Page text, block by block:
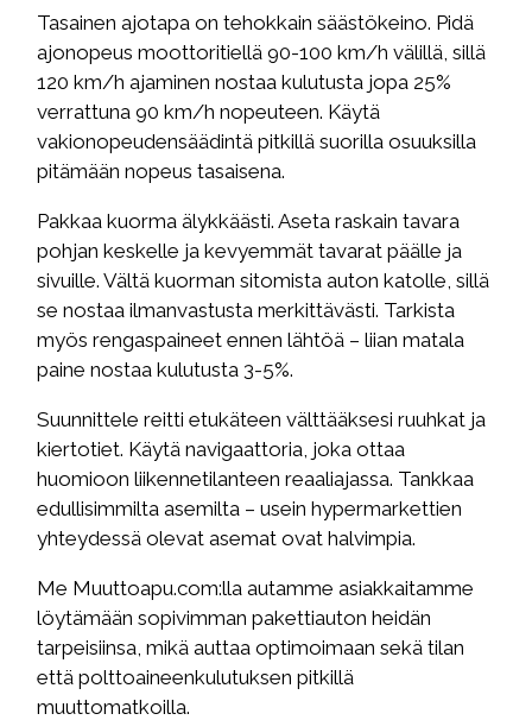
Tasainen ajotapa on tehokkain säästökeino. Pidä
ajonopeus moottoritiellä 90-100 km/h välillä, sillä
120 km/h ajaminen nostaa kulutusta jopa 25%
verrattuna 90 km/h nopeuteen. Käytä
vakionopeudensäädintä pitkillä suorilla osuuksilla
pitämään nopeus tasaisena.
Pakkaa kuorma älykkäästi. Aseta raskain tavara
pohjan keskelle ja kevyemmät tavarat päälle ja
sivuille. Vältä kuorman sitomista auton katolle, sillä
se nostaa ilmanvastusta merkittävästi. Tarkista
myös rengaspaineet ennen lähtöä – liian matala
paine nostaa kulutusta 3-5%.
Suunnittele reitti etukäteen välttääksesi ruuhkat ja
kiertotiet. Käytä navigaattoria, joka ottaa
huomioon liikennetilanteen reaaliajassa. Tankkaa
edullisimmilta asemilta – usein hypermarkettien
yhteydessä olevat asemat ovat halvimpia.
Me Muuttoapu.com:lla autamme asiakkaitamme
löytämään sopivimman pakettiauton heidän
tarpeisiinsa, mikä auttaa optimoimaan sekä tilan
että polttoaineenkulutuksen pitkillä
muuttomatkoilla.